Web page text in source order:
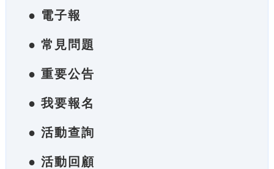
● 電子報
● 常見問題
● 重要公告
● 我要報名
● 活動查詢
● 活動回顧